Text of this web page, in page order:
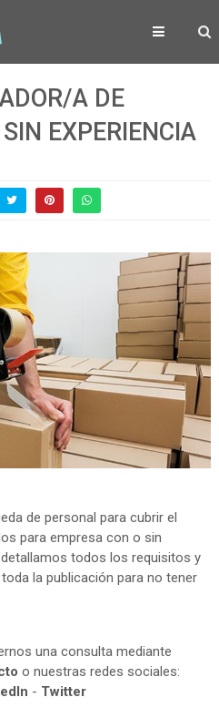
A DE
EXPERIENCIA
de personal para cubrir el
para empresa con o sin
todos los requisitos y
la publicación para no tener
una consulta mediante
o nuestras redes sociales:
- Twitter